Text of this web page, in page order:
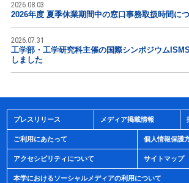
2026.08.03
2026年度 夏季休業期間中の窓口事務取扱時間に
2026.07.31
工学部・工学研究科主催の国際シンポジウム
しました
プレスリリース メディア掲載情報
ご利用にあたって 個人情報保護
アクセシビリティについて サイトマップ
本学におけるソーシャルメディアの利用について